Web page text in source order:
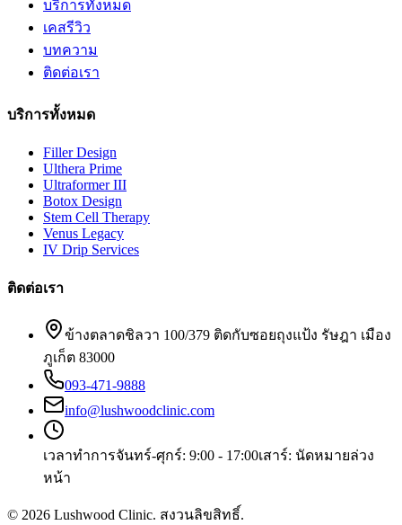
บริการทั้งหมด
เคสรีวิว
บทความ
ติดต่อเรา
บริการทั้งหมด
Filler Design
Ulthera Prime
Ultraformer III
Botox Design
Stem Cell Therapy
Venus Legacy
IV Drip Services
ติดต่อเรา
ข้างตลาดชิลวา 100/379 ติดกับซอยถุงแป้ง รัษฎา เมือง
ภูเก็ต 83000
093-471-9888
info@lushwoodclinic.com
เวลาทำการจันทร์-ศุกร์: 9:00 - 17:00เสาร์: นัดหมายล่วง
หน้า
© 2026 Lushwood Clinic. สงวนลิขสิทธิ์.